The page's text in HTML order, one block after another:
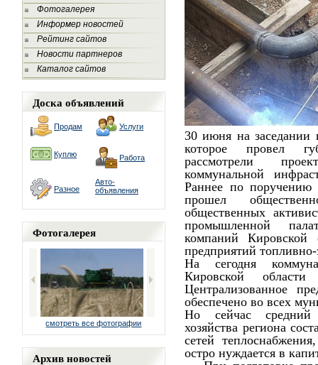
Фотогалерея
Информер новостей
Рейтинг сайтов
Новости партнеров
Каталог сайтов
Доска объявлений
Продам Услуги
Куплю Работа
Разное
Авто-
объявления
Фотогалерея
смотреть все фотографии
Архив новостей
30 июня на заседании
которое провел
рассмотрели
коммунальной
Раннее по поручению
прошел
общественных
промышленной
компаний Кировской
предприятий топливно-
На сегодня
Кировской
Централизованное
обеспечено во всех
Но сейчас средний
хозяйства региона
сетей
остро нуждается в